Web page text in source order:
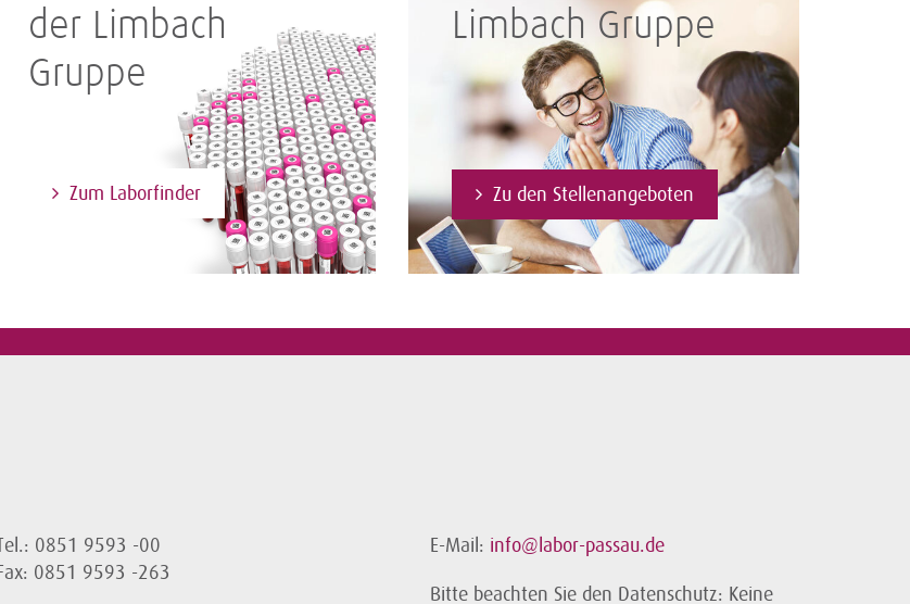
der Limbach
Gruppe
Zum Laborfinder
Limbach Gruppe
Zu den Stellenangeboten
0851 9593 -00
Fax: 0851 9593 -263
E-Mail: info@labor-passau.de
Bitte beachten Sie den Datenschutz: Keine